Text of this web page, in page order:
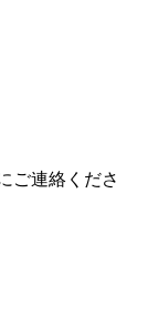
ご連絡くださ